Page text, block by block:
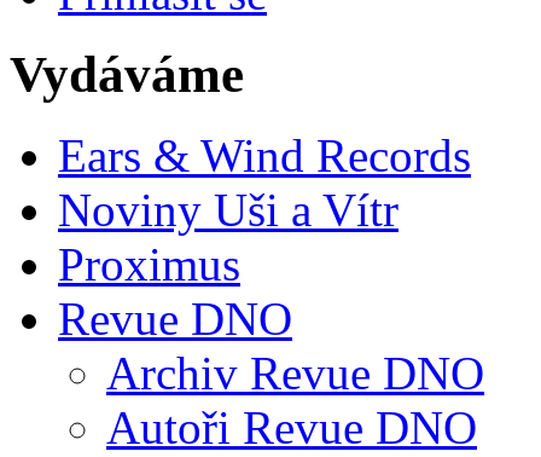
Vydáváme
Ears & Wind Records
Noviny Uši a Vítr
Proximus
Revue DNO
Archiv Revue DNO
Autoři Revue DNO